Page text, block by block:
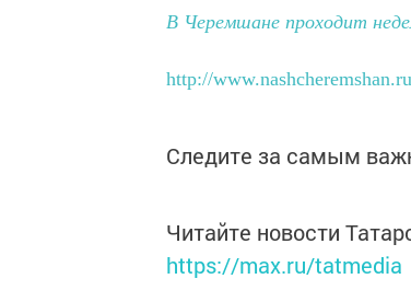
В Черемшане проходит
http://
Следите за самым
Читайте новости
https://max.ru/tatmedia